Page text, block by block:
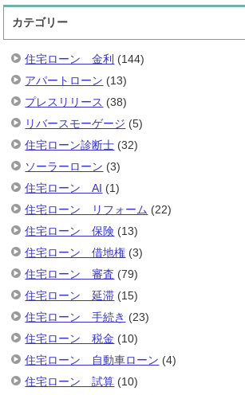
カテゴリー
住宅ローン 金利 (144)
アパートローン (13)
プレスリリース (38)
リバースモーゲージ (5)
住宅ローン診断士 (32)
ソーラーローン (3)
住宅ローン AI (1)
住宅ローン リフォーム (22)
住宅ローン 保険 (13)
住宅ローン 借地権 (3)
住宅ローン 審査 (79)
住宅ローン 延滞 (15)
住宅ローン 手続き (23)
住宅ローン 税金 (10)
住宅ローン 自動車ローン (4)
住宅ローン 試算 (10)